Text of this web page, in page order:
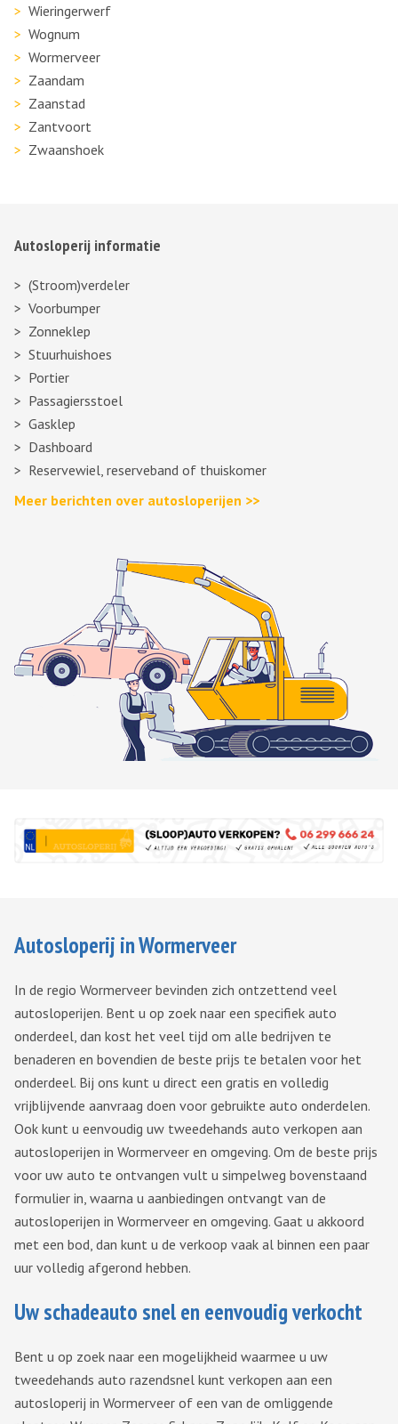
Wieringerwerf
Wognum
Wormerveer
Zaandam
Zaanstad
Zantvoort
Zwaanshoek
Autosloperij informatie
(Stroom)verdeler
Voorbumper
Zonneklep
Stuurhuishoes
Portier
Passagiersstoel
Gasklep
Dashboard
Reservewiel, reserveband of thuiskomer
Meer berichten over autosloperijen >>
Autosloperij in Wormerveer
In de regio Wormerveer bevinden zich ontzettend veel
autosloperijen. Bent u op zoek naar een specifiek auto
onderdeel, dan kost het veel tijd om alle bedrijven te
benaderen en bovendien de beste prijs te betalen voor het
onderdeel. Bij ons kunt u direct een gratis en volledig
vrijblijvende aanvraag doen voor gebruikte auto onderdelen.
Ook kunt u eenvoudig uw tweedehands auto verkopen aan
autosloperijen in Wormerveer en omgeving. Om de beste prijs
voor uw auto te ontvangen vult u simpelweg bovenstaand
formulier in, waarna u aanbiedingen ontvangt van de
autosloperijen in Wormerveer en omgeving. Gaat u akkoord
met een bod, dan kunt u de verkoop vaak al binnen een paar
uur volledig afgerond hebben.
Uw schadeauto snel en eenvoudig verkocht
Bent u op zoek naar een mogelijkheid waarmee u uw
tweedehands auto razendsnel kunt verkopen aan een
autosloperij in Wormerveer of een van de omliggende